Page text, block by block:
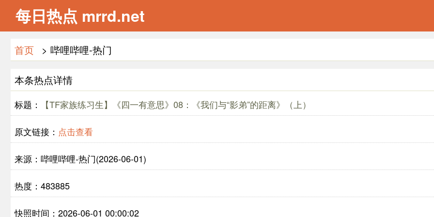
每日热点 mrrd.net
首页 > 哔哩哔哩-热门
本条热点详情
标题： 【TF家族练习生】《四一有意思》08：《我们与“影弟”的距离》（上）
原文链接： 点击查看
来源：哔哩哔哩-热门(2026-06-01)
热度：483885
快照时间：2026-06-01 00:00:02